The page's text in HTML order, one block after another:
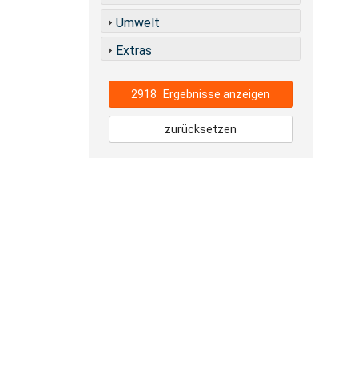
Umwelt
Extras
2918 Ergebnisse anzeigen
zurücksetzen